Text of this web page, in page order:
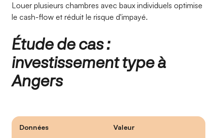
Louer plusieurs chambres avec baux individuels optimise
le cash-flow et réduit le risque d'impayé.
Étude de cas :
investissement type à
Angers
Données Valeur